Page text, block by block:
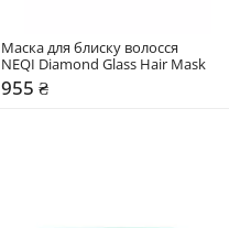
Маска для блиску волосся
NEQI Diamond Glass Hair Mask
955 ₴